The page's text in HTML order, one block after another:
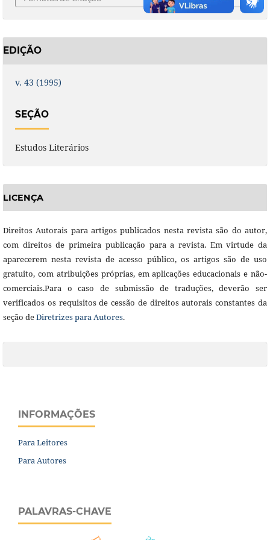
EDIÇÃO
v. 43 (1995)
SEÇÃO
Estudos Literários
LICENÇA
Direitos Autorais para artigos publicados nesta revista são do autor,
com direitos de primeira publicação para a revista. Em virtude da
aparecerem nesta revista de acesso público, os artigos são de uso
gratuito, com atribuições próprias, em aplicações educacionais e não-
comerciais.Para o caso de submissão de traduções, deverão ser
verificados os requisitos de cessão de direitos autorais constantes da
seção deDiretrizes para Autores.
INFORMAÇÕES
Para Leitores
Para Autores
PALAVRAS-CHAVE